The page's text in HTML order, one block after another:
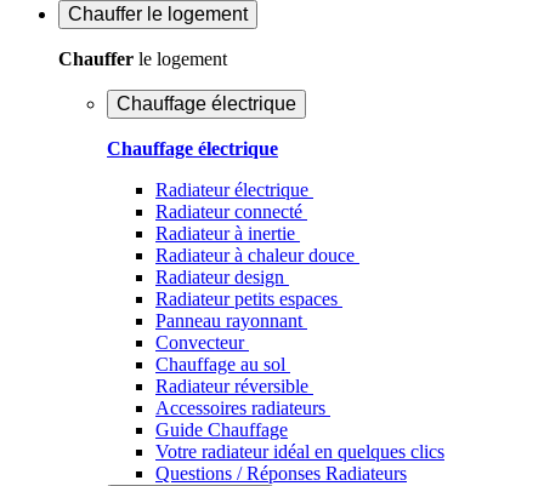
Chauffer le logement
Chauffer le logement
Chauffage électrique
Chauffage électrique
Radiateur électrique
Radiateur connecté
Radiateur à inertie
Radiateur à chaleur douce
Radiateur design
Radiateur petits espaces
Panneau rayonnant
Convecteur
Chauffage au sol
Radiateur réversible
Accessoires radiateurs
Guide Chauffage
Votre radiateur idéal en quelques clics
Questions / Réponses Radiateurs